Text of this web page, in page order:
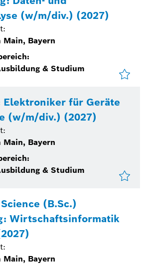
(w/m/div.) (2027)
Main, Bayern
& Studium
Elektroniker für Geräte
(w/m/div.) (2027)
Main, Bayern
& Studium
(B.Sc.)
Wirtschaftsinformatik
Main, Bayern